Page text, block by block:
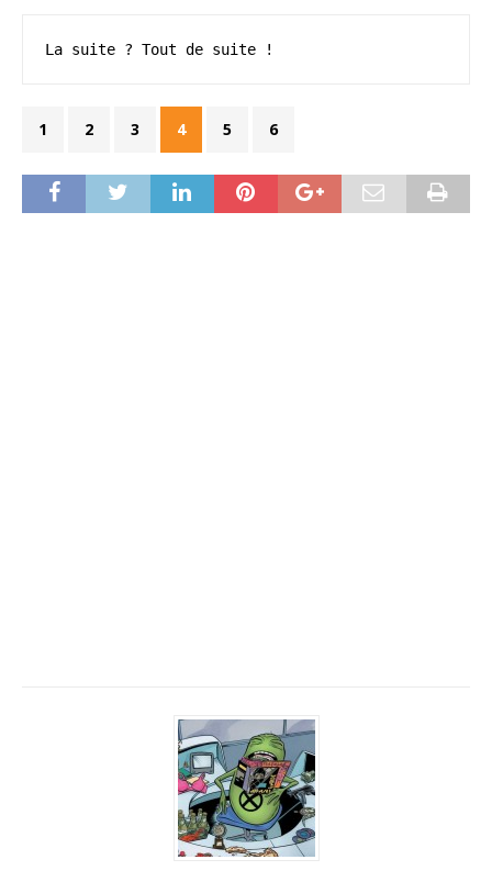
La suite ? Tout de suite !
1 2 3 4 5 6